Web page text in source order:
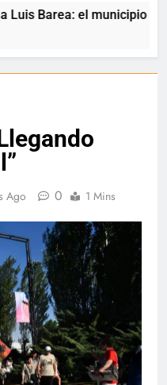
Barea: el municipio
Ago 0 1 Mins